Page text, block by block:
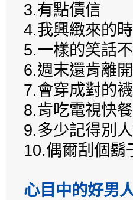
3.有點債信
4.我興緻來的
5.一樣的笑話
6.週末還肯離
7.會穿成對的
8.肯吃電視快餐
9.多少記得別
10.偶爾刮個鬍
心目中的好男